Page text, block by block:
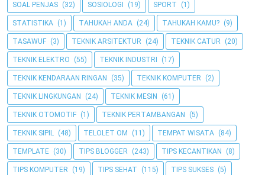
SOAL PENJAS (32) SOSIOLOGI (19) SPORT (1)
STATISTIKA (1) TAHUKAH ANDA (24) TAHUKAH KAMU? (9)
TASAWUF (3) TEKNIK ARSITEKTUR (24) TEKNIK CATUR (20)
TEKNIK ELEKTRO (55) TEKNIK INDUSTRI (17)
TEKNIK KENDARAAN RINGAN (35) TEKNIK KOMPUTER (2)
TEKNIK LINGKUNGAN (24) TEKNIK MESIN (61)
TEKNIK OTOMOTIF (1) TEKNIK PERTAMBANGAN (5)
TEKNIK SIPIL (48) TELOLET OM (11) TEMPAT WISATA (84)
TEMPLATE (30) TIPS BLOGGER (243) TIPS KECANTIKAN (8)
TIPS KOMPUTER (19) TIPS SEHAT (115) TIPS SUKSES (5)